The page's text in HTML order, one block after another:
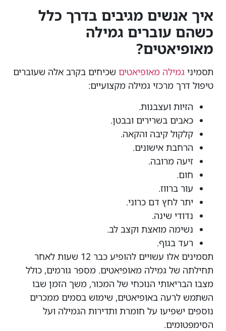
איך אנשים מגיבים בדרך כלל
כשהם עוברים גמילה
מאופיאטים?
תסמיני גמילה מאופיאטים שכיחים בקרב אלה שעוברים
טיפול דרך מרכזי גמילה מקצועיים:
הזיות ועצבנות.
כאבים בשרירים ובבטן.
קלקול קיבה והקאה.
הרחבת אישונים.
זיעה מרובה.
חום.
עור ברווז.
יתר לחץ דם כרוני.
נדודי שינה.
נשימה מואצת וקצב לב.
רעד בגוף.
תסמינים אלו עשויים להופיע כבר 12 שעות לאחר
תחילתה של גמילה מאופיאטים. מספר גורמים, כולל
מצבו הבריאותי הנוכחי של המכור, משך הזמן שבו
השתמש לרעה באופיאטים, שימוש בסמים ממכרים
נוספים ישפיעו על חומרת ותדירות הגמילה ועל
הסימפטומים.